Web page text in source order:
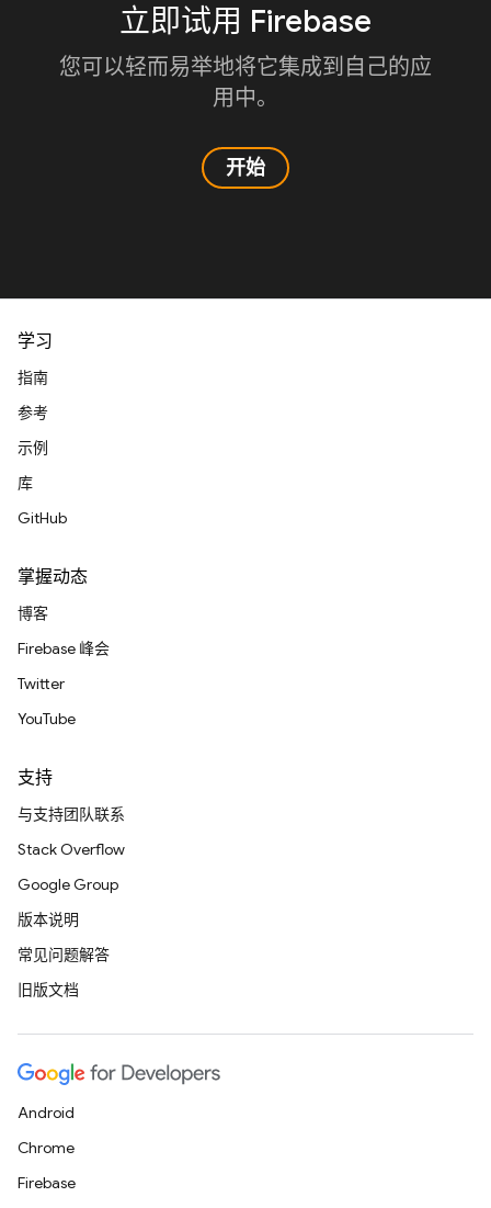
立即试用 Firebase
您可以轻而易举地将它集成到自己的应
用中。
开始
学习
指南
参考
示例
库
GitHub
掌握动态
博客
Firebase 峰会
Twitter
YouTube
支持
与支持团队联系
Stack Overflow
Google Group
版本说明
常见问题解答
旧版文档
Android
Chrome
Firebase